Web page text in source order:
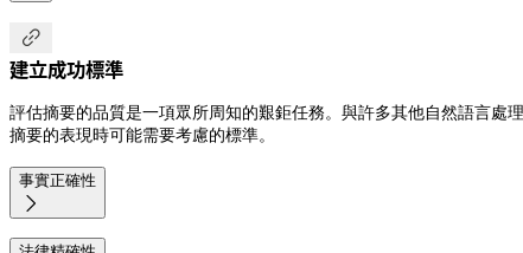

建立成功標準
評估摘要的品質是一項眾所周知的艱鉅任務。與許多其他自然語言
摘要的表現時可能需要考慮的標準。
事實正確性
